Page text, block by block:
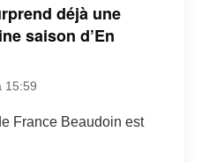
déjà une
saison d’En
15:59
France Beaudoin est